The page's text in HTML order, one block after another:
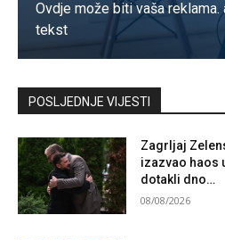
Ovdje može biti vaša
tekst
Kontaktirajte nas
POSLJEDNJE VIJESTI
Zagrljaj
izazvao haos
dotakli dno…
08/08/2026